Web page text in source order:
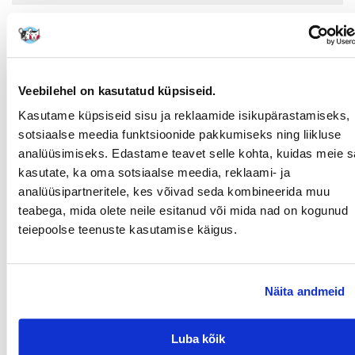
Veebilehel on kasutatud küpsiseid.
Kasutame küpsiseid sisu ja reklaamide isikupärastamiseks,
sotsiaalse meedia funktsioonide pakkumiseks ning liikluse
analüüsimiseks. Edastame teavet selle kohta, kuidas meie
kasutate, ka oma sotsiaalse meedia, reklaami- ja
analüüsipartneritele, kes võivad seda kombineerida muu
teabega, mida olete neile esitanud või mida nad on kogunud
teiepoolse teenuste kasutamise käigus.
Näita andmeid
Luba kõik
PRODUCENT: TRIXIE
Millised on toote hindamise reeglid?
Ainult registreeritud FERA.EE kliendid, kes on toote ostnud,
saavad seda hinnata. Tärnireiting on kõigi hinnangute
keskmine. Pärast tagasiside töötlemist avaldame nii positiivsed
kui ka negatiivsed hinnangud.
Kinga